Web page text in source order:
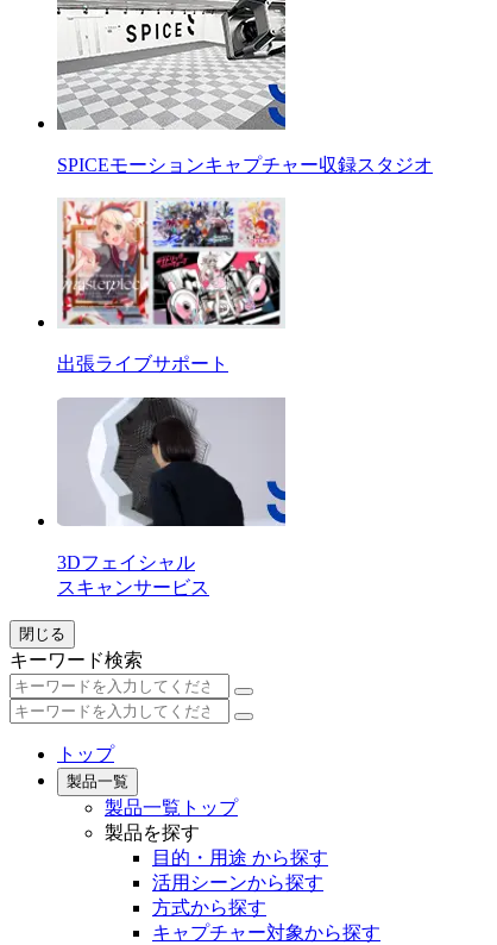
SPICEモーションキャプチャー収録スタジオ
出張ライブサポート
3Dフェイシャル
スキャンサービス
閉じる
キーワード検索
トップ
製品一覧
製品一覧トップ
製品を探す
目的・用途 から探す
活用シーンから探す
方式から探す
キャプチャー対象から探す